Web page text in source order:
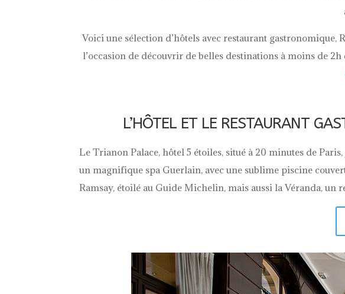
Voici une sélection d’hôtels avec restaurant
l’occasion de découvrir de belles destinations à moins de
L’HÔTEL ET LE RESTAURANT
Le Trianon Palace, hôtel 5 étoiles, situé à 20 minutes de
un magnifique spa Guerlain, avec une sublime piscine
Ramsay, étoilé au Guide Michelin, mais aussi la Véranda,